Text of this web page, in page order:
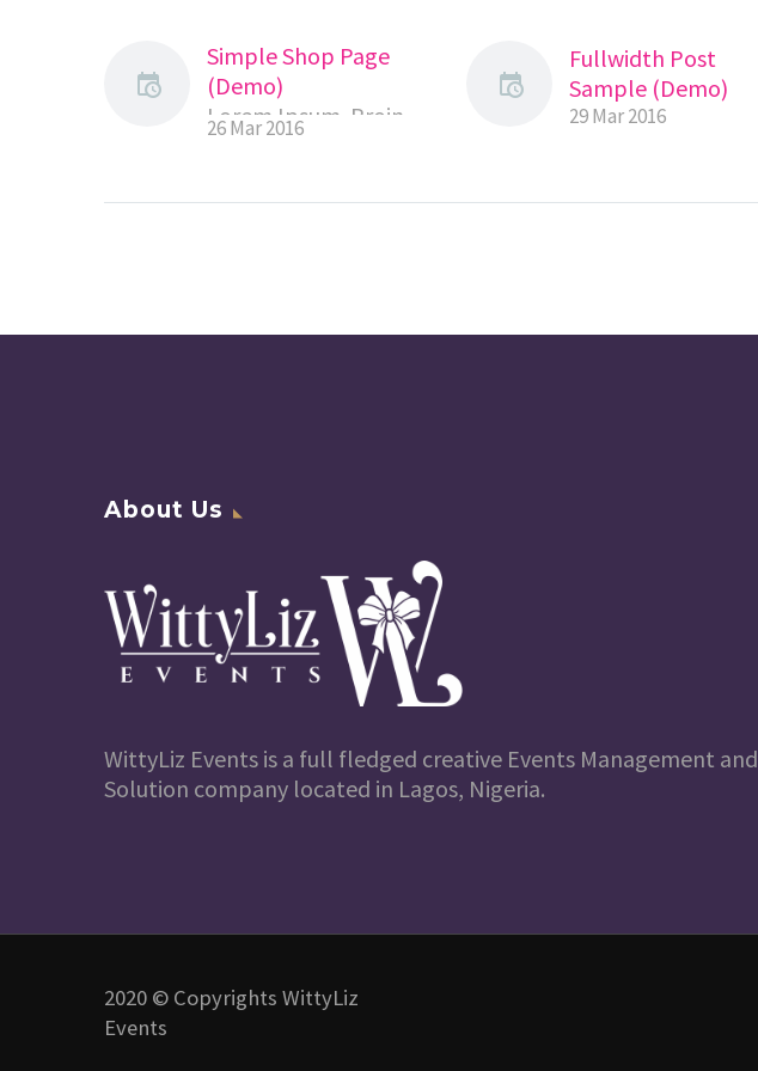
Simple Shop Page
(Demo)
Lorem Ipsum. Proin
Aenean sollicitudin,
26 Mar 2016
Fullwidth Post
Sample (Demo)
29 Mar 2016
About Us
WittyLiz Events is a full fledged creative Events Management and
Solution company located in Lagos, Nigeria.
2020 © Copyrights WittyLiz
Events